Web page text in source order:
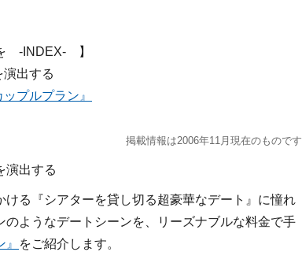
-INDEX- 】
出する
プルプラン』
掲載情報は2006年11月現在のものです
演出する
る『シアターを貸し切る超豪華なデート』に憧れ
ようなデートシーンを、リーズナブルな料金で手
をご紹介します。